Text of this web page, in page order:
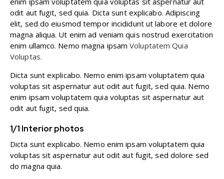
odit aut fugit, sed quia. Dicta sunt explicabo. Adipiscing
elit, sed do eiusmod tempor incididunt ut labore et dolore
magna aliqua. Ut enim ad veniam quis nostrud exercitation
enim ullamco. Nemo magna ipsamVoluptatem Quia
Voluptas.
Dicta sunt explicabo. Nemo enim ipsam voluptatem quia
voluptas sit aspernatur aut odit aut fugit, sed quia. Nemo
enim ipsam voluptatem quia voluptas sit aspernatur aut
odit aut fugit, sed quia.
1/1 Interior photos
Dicta sunt explicabo. Nemo enim ipsam voluptatem quia
voluptas sit aspernatur aut odit aut fugit, sed dolore sed
do magna quia.